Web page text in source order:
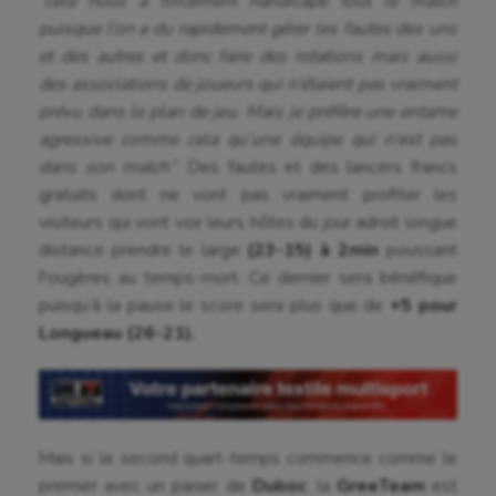
puisque l’on a du rapidement gérer les fautes des uns
et des autres et donc faire des rotations mais aussi
des associations de joueurs qui n’étaient pas vraiment
prévu dans le plan de jeu. Mais je préfère une entame
agressive comme cela qu’une équipe qui n’est pas
dans son match”
. Des fautes et des lancers francs
gratuits dont ne vont pas vraiment profiter les
visiteurs qui vont voir leurs hôtes du jour adroit longue
distance prendre le large (23-15) à 2min poussant
Fougères au temps-mort. Ce dernier sera bénéfique
puisqu’à la pause le score sera plus que de +5 pour
Longueau (26-21).
Mais si le second quart-temps commence comme le
premier avec un panier de Duboc , la GreeTeamest